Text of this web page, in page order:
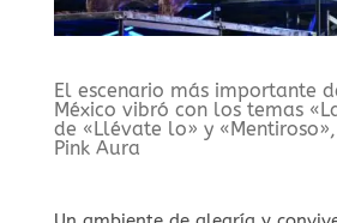
El escenario más importante
México vibró con los temas
de «Llévate lo» y
Pink Aura